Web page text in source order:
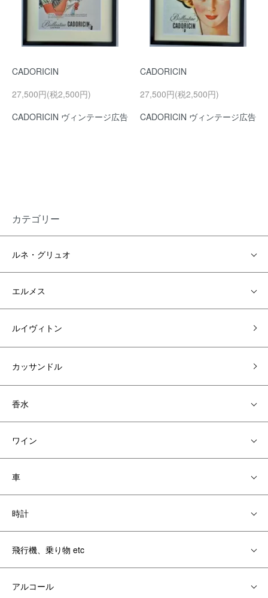
CADORICIN
27,500円(税2,500円)
CADORICIN ヴィンテージ広告
CADORICIN
27,500円(税2,500円)
CADORICIN ヴィンテージ広告
カテゴリー
ルネ・グリュオ
エルメス
ルイヴィトン
カッサンドル
香水
ワイン
車
時計
飛行機、乗り物 etc
アルコール